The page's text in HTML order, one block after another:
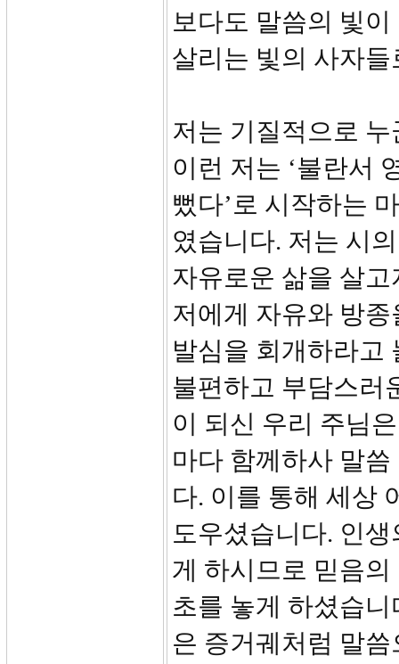
보다도 말씀의 빛
살리는 빛의 사자
저는 기질적으로
이런 저는 ‘불란서
뻤다’로 시작하는
였습니다. 저는 시
자유로운 삶을 살
저에게 자유와 방
발심을 회개하라고
불편하고 부담스러
이 되신 우리 주님
마다 함께하사 말
다. 이를 통해 세상
도우셨습니다. 인
게 하시므로 믿음
초를 놓게 하셨습
은 증거궤처럼 말